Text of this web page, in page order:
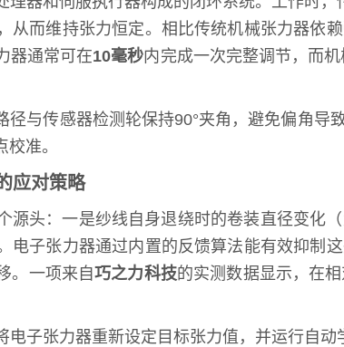
从而维持张力恒定。相比传统机械张力器依
器通常可在10毫秒内完成一次完整调节，而
与传感器检测轮保持90°夹角，避免偏角
准。
应对策略
源头：一是纱线自身退绕时的卷装直径变
电子张力器通过内置的反馈算法能有效抑
。一项来自巧之力科技的实测数据显示，在
子张力器重新设定目标张力值，并运行自